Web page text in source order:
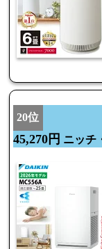
20位
45,270円 ニッチ